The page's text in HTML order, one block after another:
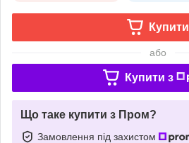
Купити
або
Купити з
Що таке купити з Пром?
Замовлення під захистом